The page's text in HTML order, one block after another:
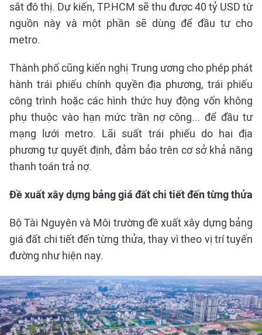
sắt đô thị. Dự kiến, TP.HCM sẽ thu được 40 tỷ USD từ
nguồn này và một phần sẽ dùng để đầu tư cho
metro.
Thành phố cũng kiến nghị Trung ương cho phép phát
hành trái phiếu chính quyền địa phương, trái phiếu
công trình hoặc các hình thức huy động vốn không
phụ thuộc vào hạn mức trần nợ công... để đầu tư
mạng lưới metro. Lãi suất trái phiếu do hai địa
phương tự quyết định, đảm bảo trên cơ sở khả năng
thanh toán trả nợ.
Đề xuất xây dựng bảng giá đất chi tiết đến từng thửa
Bộ Tài Nguyên và Môi trường đề xuất xây dựng bảng
giá đất chi tiết đến từng thửa, thay vì theo vị trí tuyến
đường như hiện nay.